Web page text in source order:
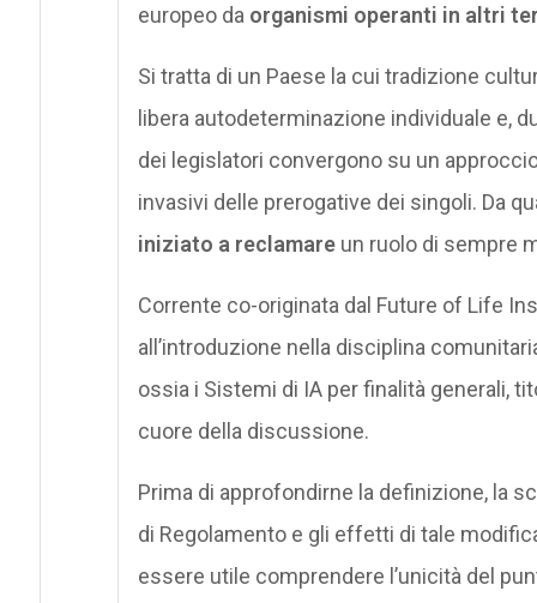
europeo da organismi operanti in altri
Si tratta di un Paese la cui tradizione
libera autodeterminazione individuale e,
dei legislatori convergono su un
invasivi delle prerogative dei singoli. Da
iniziato a reclamareun ruolo di sempre
Corrente co-originata dal Future of Life
all’introduzione nella disciplina
ossia i Sistemi di IA per finalità generali,
cuore della discussione.
Prima di approfondirne la definizione, la
di Regolamento e gli effetti di tale
essere utile comprendere l’unicità del